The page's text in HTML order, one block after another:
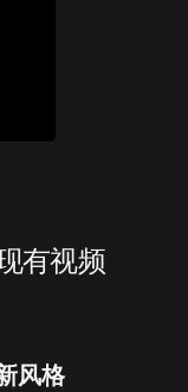
有视频
风格